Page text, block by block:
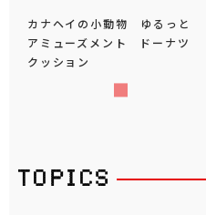
カナヘイの小動物 ゆるっと
アミューズメント ドーナツ
クッション